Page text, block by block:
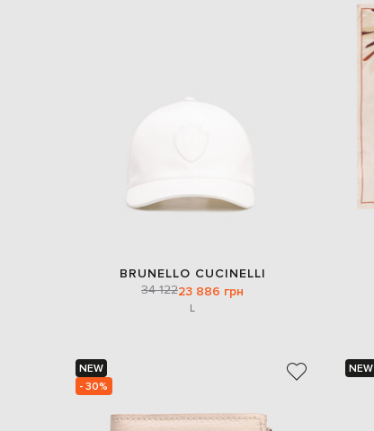
BRUNELLO CUCINELLI
34 12223 886 грн
L
NEW
- 30%
NEW